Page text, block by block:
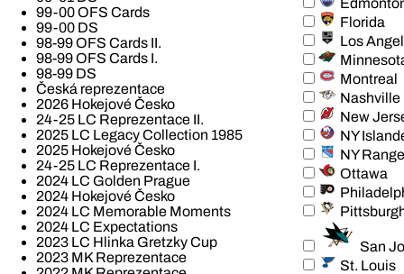
99-00 OFS Cards
99-00 DS
98-99 OFS Cards II.
98-99 OFS Cards I.
98-99 DS
Česká reprezentace
2026 Hokejové Česko
24-25 LC Reprezentace II.
2025 LC Legacy Collection 1985
2025 Hokejové Česko
24-25 LC Reprezentace I.
2024 LC Golden Prague
2024 Hokejové Česko
2024 LC Memorable Moments
2024 LC Expectations
2023 LC Hlinka Gretzky Cup
2023 MK Reprezentace
Florida
Los
Montreal
Nashville
New
NY
NY
Ottawa
San
St. Louis